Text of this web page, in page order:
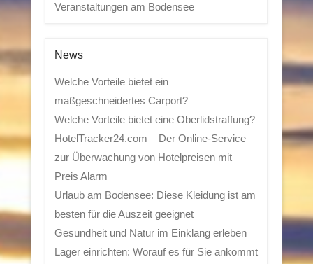
Veranstaltungen am Bodensee
News
Welche Vorteile bietet ein
maßgeschneidertes Carport?
Welche Vorteile bietet eine Oberlidstraffung?
HotelTracker24.com – Der Online-Service
zur Überwachung von Hotelpreisen mit
Preis Alarm
Urlaub am Bodensee: Diese Kleidung ist am
besten für die Auszeit geeignet
Gesundheit und Natur im Einklang erleben
Lager einrichten: Worauf es für Sie ankommt